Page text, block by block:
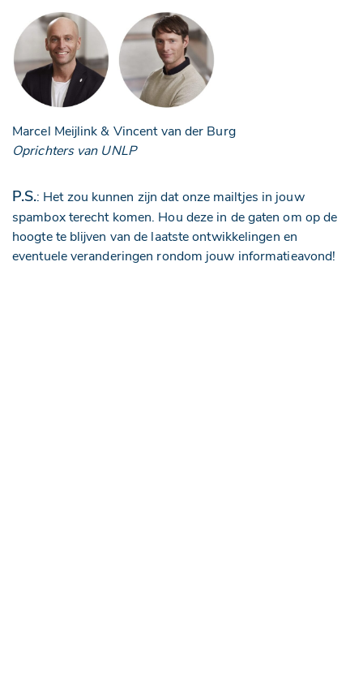
Marcel Meijlink & Vincent van der Burg
Oprichters van UNLP
P.S.: Het zou kunnen zijn dat onze mailtjes in jouw
spambox terecht komen. Hou deze in de gaten om op de
hoogte te blijven van de laatste ontwikkelingen en
eventuele veranderingen rondom jouw informatieavond!